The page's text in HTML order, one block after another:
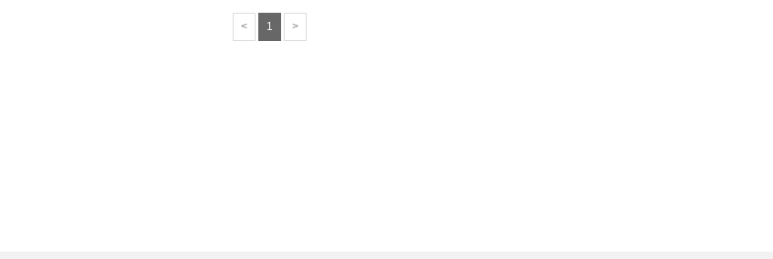
< 1 >